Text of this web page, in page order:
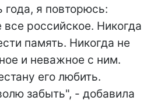
года, я повторюсь:
все российское. Никогда
память. Никогда не
и неважное с ним.
его любить.
забыть", - добавила